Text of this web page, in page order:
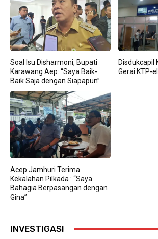
Soal Isu Disharmoni, Bupati
Karawang Aep: “Saya Baik-
Baik Saja dengan Siapapun”
Disdukcapil
Gerai KTP-
Acep Jamhuri Terima
Kekalahan Pilkada : “Saya
Bahagia Berpasangan dengan
Gina”
INVESTIGASI